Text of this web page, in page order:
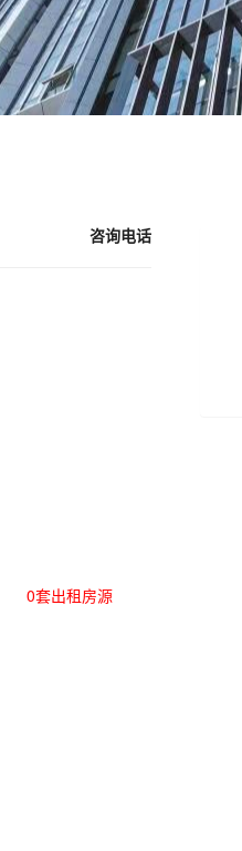
咨询电话
0套出租房源